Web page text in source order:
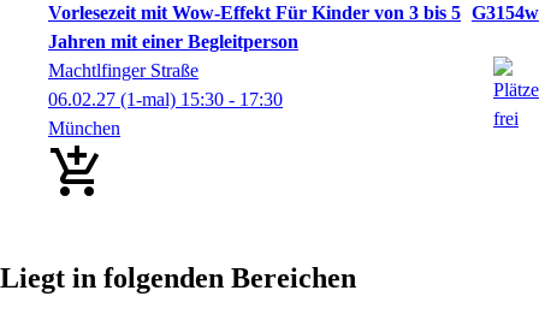
Vorlesezeit mit Wow-Effekt Für Kinder von 3 bis 5
Jahren mit einer Begleitperson
G3154w
Machtlfinger Straße
06.02.27 (1-mal) 15:30 - 17:30
München
Liegt in folgenden Bereichen